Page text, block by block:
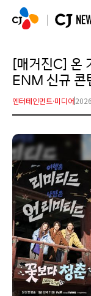
[매거진C] 온
ENM 신규 콘
엔터테인먼트·미디어